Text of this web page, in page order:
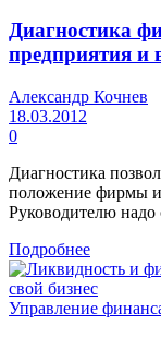
Диагностика
предприятия и
Александр Кочнев
18.03.2012
0
Диагностика
положение фирмы и
Руководителю надо
Подробнее
Управление